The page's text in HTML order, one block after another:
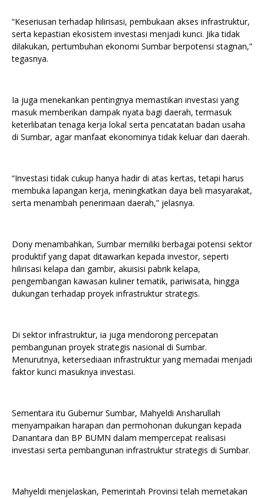
“Keseriusan terhadap hilirisasi, pembukaan akses infrastruktur,
serta kepastian ekosistem investasi menjadi kunci. Jika tidak
dilakukan, pertumbuhan ekonomi Sumbar berpotensi stagnan,”
tegasnya.
Ia juga menekankan pentingnya memastikan investasi yang
masuk memberikan dampak nyata bagi daerah, termasuk
keterlibatan tenaga kerja lokal serta pencatatan badan usaha
di Sumbar, agar manfaat ekonominya tidak keluar dari daerah.
“Investasi tidak cukup hanya hadir di atas kertas, tetapi harus
membuka lapangan kerja, meningkatkan daya beli masyarakat,
serta menambah penerimaan daerah,” jelasnya.
Dony menambahkan, Sumbar memiliki berbagai potensi sektor
produktif yang dapat ditawarkan kepada investor, seperti
hilirisasi kelapa dan gambir, akuisisi pabrik kelapa,
pengembangan kawasan kuliner tematik, pariwisata, hingga
dukungan terhadap proyek infrastruktur strategis.
Di sektor infrastruktur, ia juga mendorong percepatan
pembangunan proyek strategis nasional di Sumbar.
Menurutnya, ketersediaan infrastruktur yang memadai menjadi
faktor kunci masuknya investasi.
Sementara itu Gubernur Sumbar, Mahyeldi Ansharullah
menyampaikan harapan dan permohonan dukungan kepada
Danantara dan BP BUMN dalam mempercepat realisasi
investasi serta pembangunan infrastruktur strategis di Sumbar.
Mahyeldi menjelaskan, Pemerintah Provinsi telah memetakan